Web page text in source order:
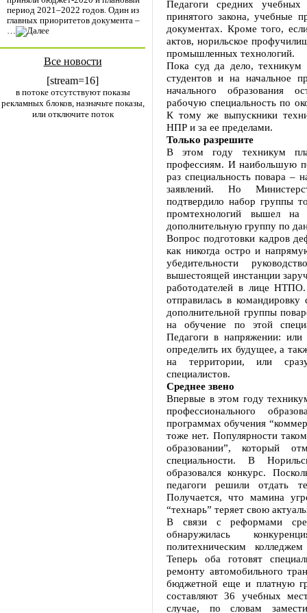
период 2021–2022 годов. Один из
главных приоритетов документа –
…
Все новости
[stream=16]
в потоке отсутствуют показы
рекламных блоков, назначьте показы,
или отключите поток
Педагоги средних учебных
принятого закона, учебные
документах. Кроме того,
актов, норильское
промышленных технологий.
Пока суд да дело, техникум
студентов и на начальное
начального образования
рабочую специальность по
К тому же выпускники
НПР и за ее пределами.
Только разрешите
В этом году техникум
профессиям. И наибольшую
раз специальность повара
заявлений. Но
подтвердило набор группы
промтехнологий вышел на
дополнительную группу по
Вопрос подготовки кадров
как никогда остро и
убедительности
вышестоящей инстанции
работодателей в лице
отправилась в
дополнительной группы
на обучение по этой
Педагоги в напряжении: или
определить их будущее, а
на территории, или
специалистов.
Среднее звено
Впервые в этом году
профессионального
программах обучения
тоже нет. Популярности
образовании”, который
специальности. В
образовался конкурс.
педагоги решили отдать
Получается, что мамина
“технарь” теряет свою
В связи с реформами
обнаружилась
политехническим
Теперь оба готовят
ремонту автомобильного
бюджетной еще и платную
составляют 36 учебных
случае, по словам